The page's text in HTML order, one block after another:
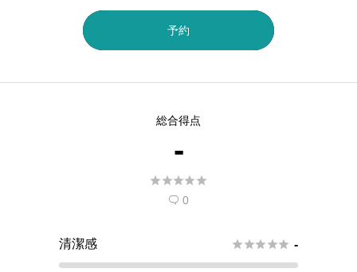
予約
総合得点
-

 0
清潔感  -